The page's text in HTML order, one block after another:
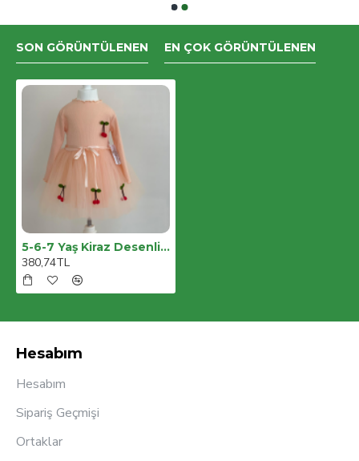
SON GÖRÜNTÜLENEN EN ÇOK GÖRÜNTÜLENEN
5-6-7 Yaş Kiraz Desenli Kurdela Kuşaklı Astarlı Uzun Kollu Kız Çocuk Tütü Elbise
380,74TL
Hesabım
Hesabım
Sipariş Geçmişi
Ortaklar